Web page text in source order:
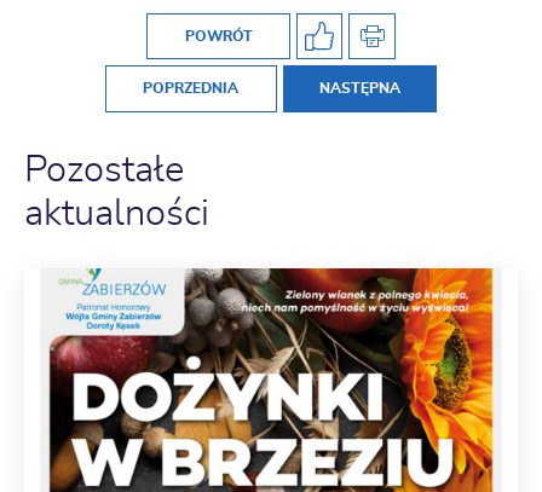
POWRÓT
POPRZEDNIA NASTĘPNA
Pozostałe
aktualności